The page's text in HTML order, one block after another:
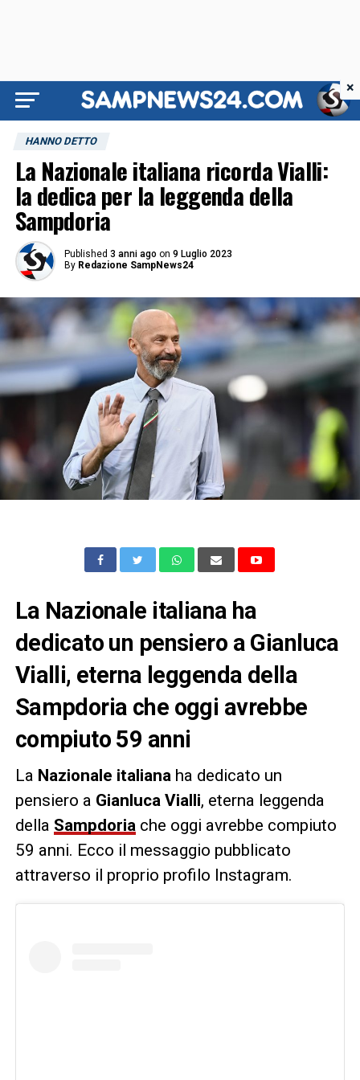
HANNO DETTO
La Nazionale italiana ricorda Vialli:
la dedica per la leggenda della
Sampdoria
Published 3 anni ago on 9 Luglio 2023
By Redazione SampNews24
La Nazionale italiana ha
dedicato un pensiero a Gianluca
Vialli, eterna leggenda della
Sampdoria che oggi avrebbe
compiuto 59 anni
La Nazionale italianaha dedicato un
pensiero a Gianluca Vialli, eterna leggenda
della Sampdoriache oggi avrebbe compiuto
59 anni. Ecco il messaggio pubblicato
attraverso il proprio profilo Instagram.
×